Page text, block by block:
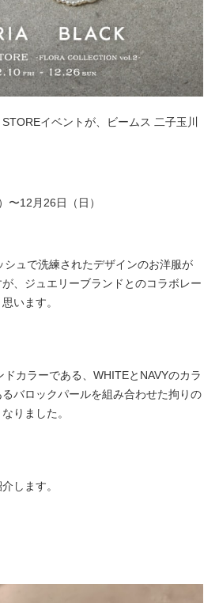
イベントが、ビームス 二子玉川
〜12月26日（日）
ュで洗練されたデザインのお洋服が
、ジュエリーブランドとのコラボレー
います。
カラーである、WHITEとNAVYのカラ
バロックパールを組み合わせた拘りの
りました。
します。